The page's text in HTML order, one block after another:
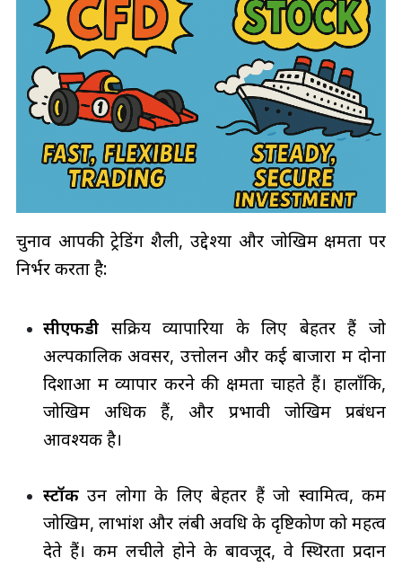
चुनाव आपकी ट्रेडिंग शैली, उद्देश्यों और जोखिम क्षमता पर
निर्भर करता है:
सीएफडीसक्रिय व्यापारियों के लिए बेहतर हैं जो
अल्पकालिक अवसर, उत्तोलन और कई बाजारों में दोनों
दिशाओं में व्यापार करने की क्षमता चाहते हैं। हालाँकि,
जोखिम अधिक हैं, और प्रभावी जोखिम प्रबंधन
आवश्यक है।
स्टॉकउन लोगों के लिए बेहतर हैं जो स्वामित्व, कम
जोखिम, लाभांश और लंबी अवधि के दृष्टिकोण को महत्व
देते हैं। कम लचीले होने के बावजूद, वे स्थिरता प्रदान